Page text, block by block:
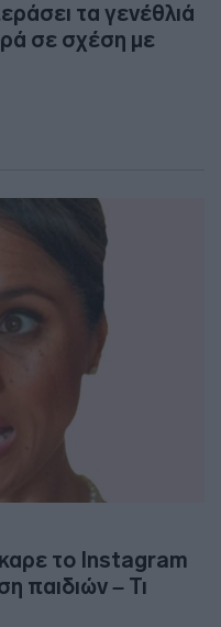
τα γενέθλιά
σε σχέση με
το Instagram
παιδιών – Τι